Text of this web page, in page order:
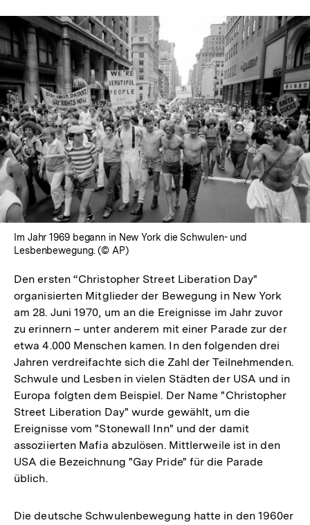
In
Lightbox
öffnen
Im Jahr 1969 begann in New York die Schwulen- und
Lesbenbewegung. (© AP)
Den ersten “Christopher Street Liberation Day"
organisierten Mitglieder der Bewegung in New York
am 28. Juni 1970, um an die Ereignisse im Jahr zuvor
zu erinnern – unter anderem mit einer Parade zur der
etwa 4.000 Menschen kamen. In den folgenden drei
Jahren verdreifachte sich die Zahl der Teilnehmenden.
Schwule und Lesben in vielen Städten der USA und in
Europa folgten dem Beispiel. Der Name "Christopher
Street Liberation Day" wurde gewählt, um die
Ereignisse vom "Stonewall Inn" und der damit
assoziierten Mafia abzulösen. Mittlerweile ist in den
USA die Bezeichnung "Gay Pride" für die Parade
üblich.
Die deutsche Schwulenbewegung hatte in den 1960er